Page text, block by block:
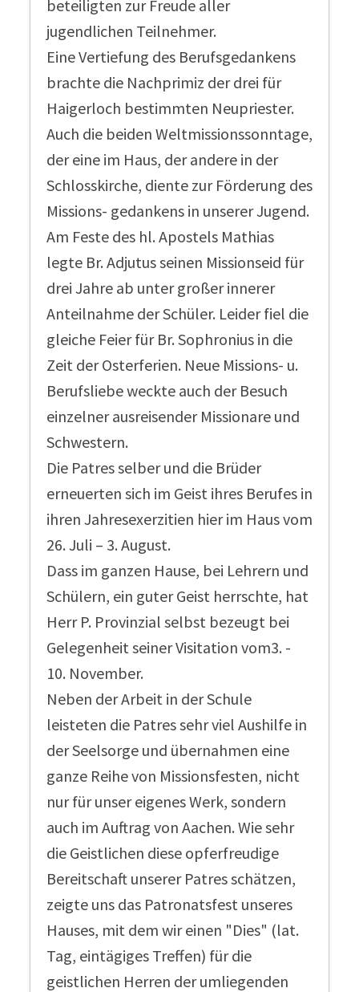
beteiligten zur Freude aller
jugendlichen Teilnehmer.
Eine Vertiefung des Berufsgedankens
brachte die Nachprimiz der drei für
Haigerloch bestimmten Neupriester.
Auch die beiden Weltmissionssonntage,
der eine im Haus, der andere in der
Schlosskirche, diente zur Förderung des
Missions- gedankens in unserer Jugend.
Am Feste des hl. Apostels Mathias
legte Br. Adjutus seinen Missionseid für
drei Jahre ab unter großer innerer
Anteilnahme der Schüler. Leider fiel die
gleiche Feier für Br. Sophronius in die
Zeit der Osterferien. Neue Missions- u.
Berufsliebe weckte auch der Besuch
einzelner ausreisender Missionare und
Schwestern.
Die Patres selber und die Brüder
erneuerten sich im Geist ihres Berufes in
ihren Jahresexerzitien hier im Haus vom
26. Juli – 3. August.
Dass im ganzen Hause, bei Lehrern und
Schülern, ein guter Geist herrschte, hat
Herr P. Provinzial selbst bezeugt bei
Gelegenheit seiner Visitation vom3. -
10. November.
Neben der Arbeit in der Schule
leisteten die Patres sehr viel Aushilfe in
der Seelsorge und übernahmen eine
ganze Reihe von Missionsfesten, nicht
nur für unser eigenes Werk, sondern
auch im Auftrag von Aachen. Wie sehr
die Geistlichen diese opferfreudige
Bereitschaft unserer Patres schätzen,
zeigte uns das Patronatsfest unseres
Hauses, mit dem wir einen "Dies" (lat.
Tag, eintägiges Treffen) für die
geistlichen Herren der umliegenden